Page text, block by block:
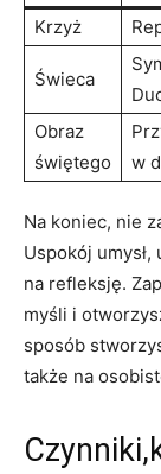
Krzyż
Świeca
Obraz
świętego
w
Na ‍koniec, nie
Uspokój
na refleksję.
myśli i
sposób
także na